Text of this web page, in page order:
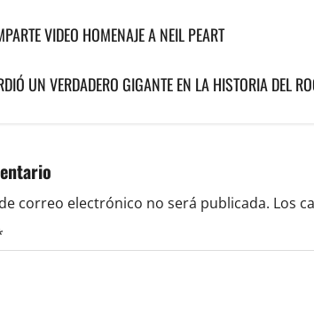
VIDEO HOMENAJE A NEIL PEART
UN VERDADERO GIGANTE EN LA HISTORIA DEL
correo electrónico no será publicada. Los